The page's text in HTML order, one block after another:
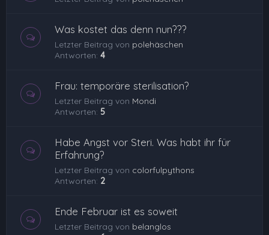
Was kostet das denn nun???
Letzter Beitrag von polehäschen
Antworten: 4
Frau: temporäre sterilisation?
Letzter Beitrag von Mondi
Antworten: 5
Habe Angst vor Steri. Was habt ihr für
Erfahrung?
Letzter Beitrag von colorfulpythons
Antworten: 2
Ende Februar ist es soweit
Letzter Beitrag von belanglos